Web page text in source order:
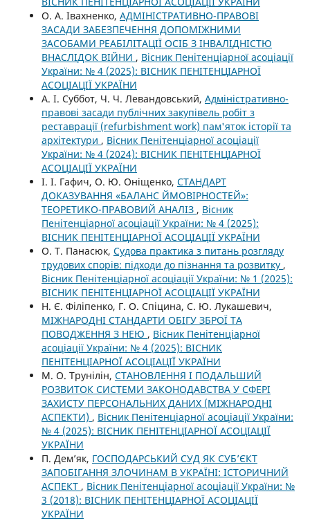
О. А. Івахненко, АДМІНІСТРАТИВНО-ПРАВОВІ
ЗАСАДИ ЗАБЕЗПЕЧЕННЯ ДОПОМІЖНИМИ
ЗАСОБАМИ РЕАБІЛІТАЦІЇ ОСІБ З ІНВАЛІДНІСТЮ
ВНАСЛІДОК ВІЙНИ , Вісник Пенітенціарної асоціації
України: № 4 (2025): ВІСНИК ПЕНІТЕНЦІАРНОЇ
АСОЦІАЦІЇ УКРАЇНИ
А. І. Суббот, Ч. Ч. Левандовський, Адміністративно-
правові засади публічних закупівель робіт з
реставрації (refurbishment work) пам'яток історії та
архітектури , Вісник Пенітенціарної асоціації
України: № 4 (2024): ВІСНИК ПЕНІТЕНЦІАРНОЇ
АСОЦІАЦІЇ УКРАЇНИ
І. І. Гафич, О. Ю. Оніщенко, СТАНДАРТ
ДОКАЗУВАННЯ «БАЛАНС ЙМОВІРНОСТЕЙ»:
ТЕОРЕТИКО-ПРАВОВИЙ АНАЛІЗ , Вісник
Пенітенціарної асоціації України: № 4 (2025):
ВІСНИК ПЕНІТЕНЦІАРНОЇ АСОЦІАЦІЇ УКРАЇНИ
О. Т. Панасюк, Судова практика з питань розгляду
трудових спорів: підходи до пізнання та розвитку ,
Вісник Пенітенціарної асоціації України: № 1 (2025):
ВІСНИК ПЕНІТЕНЦІАРНОЇ АСОЦІАЦІЇ УКРАЇНИ
Н. Є. Філіпенко, Г. О. Спіцина, С. Ю. Лукашевич,
МІЖНАРОДНІ СТАНДАРТИ ОБІГУ ЗБРОЇ ТА
ПОВОДЖЕННЯ З НЕЮ , Вісник Пенітенціарної
асоціації України: № 4 (2025): ВІСНИК
ПЕНІТЕНЦІАРНОЇ АСОЦІАЦІЇ УКРАЇНИ
М. О. Трунілін, СТАНОВЛЕННЯ І ПОДАЛЬШИЙ
РОЗВИТОК СИСТЕМИ ЗАКОНОДАВСТВА У СФЕРІ
ЗАХИСТУ ПЕРСОНАЛЬНИХ ДАНИХ (МІЖНАРОДНІ
АСПЕКТИ) , Вісник Пенітенціарної асоціації України:
№ 4 (2025): ВІСНИК ПЕНІТЕНЦІАРНОЇ АСОЦІАЦІЇ
УКРАЇНИ
П. Дем’як, ГОСПОДАРСЬКИЙ СУД ЯК СУБ’ЄКТ
ЗАПОБІГАННЯ ЗЛОЧИНАМ В УКРАЇНІ: ІСТОРИЧНИЙ
АСПЕКТ , Вісник Пенітенціарної асоціації України: №
3 (2018): ВІСНИК ПЕНІТЕНЦІАРНОЇ АСОЦІАЦІЇ
УКРАЇНИ